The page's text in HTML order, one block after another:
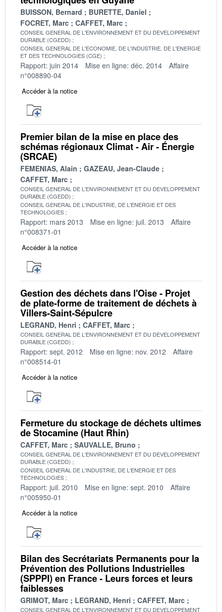
BUISSON, Bernard
BURETTE, Daniel
FOCRET, Marc
CAFFET, Marc
CONSEIL GENERAL DE L'ENVIRONNEMENT ET DU DEVELOPPEMENT
DURABLE (CGEDD)
CONSEIL GENERAL DE L'ECONOMIE, DE L'INDUSTRIE, DE L'ENERGIE
ET DES TECHNOLOGIES (CGE)
Rapport: juin 2014 Mise en ligne: déc. 2014
Affaire
n°008890-04
Accéder à la notice
Premier bilan de la mise en place des
schémas régionaux Climat - Air - Énergie
(SRCAE)
FEMENIAS, Alain
GAZEAU, Jean-Claude
CAFFET, Marc
CONSEIL GENERAL DE L'ENVIRONNEMENT ET DU DEVELOPPEMENT
DURABLE (CGEDD)
CONSEIL GENERAL DE L'INDUSTRIE, DE L'ENERGIE ET DES
TECHNOLOGIES
Rapport: mars 2013 Mise en ligne: juil. 2013
Affaire
n°008371-01
Accéder à la notice
Gestion des déchets dans l'Oise - Projet
de plate-forme de traitement de déchets à
Villers-Saint-Sépulcre
LEGRAND, Henri CAFFET, Marc
CONSEIL GENERAL DE L'ENVIRONNEMENT ET DU DEVELOPPEMENT
DURABLE (CGEDD)
Rapport: sept. 2012 Mise en ligne: nov. 2012
Affaire
n°008514-01
Accéder à la notice
Fermeture du stockage de déchets ultimes
de Stocamine (Haut Rhin)
CAFFET, Marc SAUVALLE, Bruno
CONSEIL GENERAL DE L'ENVIRONNEMENT ET DU DEVELOPPEMENT
DURABLE (CGEDD)
CONSEIL GENERAL DE L'INDUSTRIE, DE L'ENERGIE ET DES
TECHNOLOGIES
Rapport: juil. 2010 Mise en ligne: sept. 2010
Affaire
n°005950-01
Accéder à la notice
Bilan des Secrétariats Permanents pour la
Prévention des Pollutions Industrielles
(SPPPI) en France - Leurs forces et leurs
faiblesses
GRIMOT, Marc LEGRAND, Henri CAFFET, Marc
CONSEIL GENERAL DE L'ENVIRONNEMENT ET DU DEVELOPPEMENT